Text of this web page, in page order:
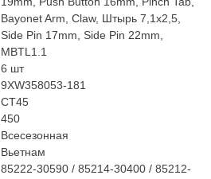
Bayonet Arm, Claw, Штырь 7,1x2,5,
Side Pin 17mm, Side Pin 22mm,
MBTL1.1
6 шт
9XW358053-181
CT45
450
Всесезонная
Вьетнам
85222-30590 / 85214-30400 / 85212-